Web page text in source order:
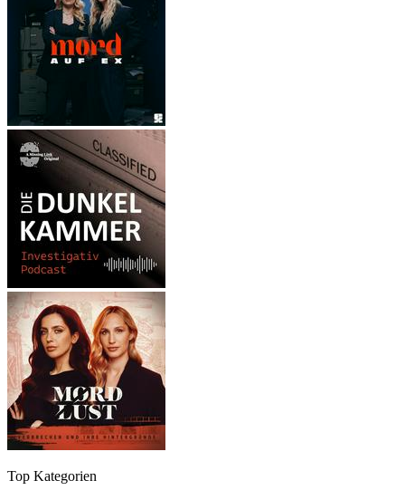
Top Kategorien